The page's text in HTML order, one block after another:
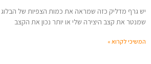
יש גרף מדליק כזה שמראה את כמות הצפיות של הבלוג
שמנטר את קצב היצירה שלי או יותר נכון את הקצב
המשיכי לקרוא »